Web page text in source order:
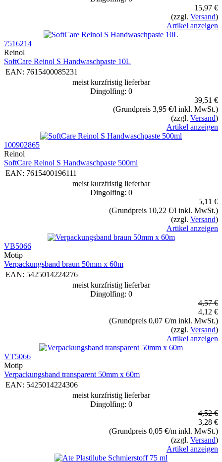
15,97 €
(zzgl. Versand)
Artikel anzeigen
7516214
Reinol
SoftCare Reinol S Handwaschpaste 10L
EAN: 7615400085231
meist kurzfristig lieferbar
Dingolfing: 0
39,51 €
(Grundpreis 3,95 €/l inkl. MwSt.)
(zzgl. Versand)
Artikel anzeigen
100902865
Reinol
SoftCare Reinol S Handwaschpaste 500ml
EAN: 7615400196111
meist kurzfristig lieferbar
Dingolfing: 0
5,11 €
(Grundpreis 10,22 €/l inkl. MwSt.)
(zzgl. Versand)
Artikel anzeigen
VB5066
Motip
Verpackungsband braun 50mm x 60m
EAN: 5425014224276
meist kurzfristig lieferbar
Dingolfing: 0
4,57 €
4,12 €
(Grundpreis 0,07 €/m inkl. MwSt.)
(zzgl. Versand)
Artikel anzeigen
VT5066
Motip
Verpackungsband transparent 50mm x 60m
EAN: 5425014224306
meist kurzfristig lieferbar
Dingolfing: 0
4,52 €
3,28 €
(Grundpreis 0,05 €/m inkl. MwSt.)
(zzgl. Versand)
Artikel anzeigen